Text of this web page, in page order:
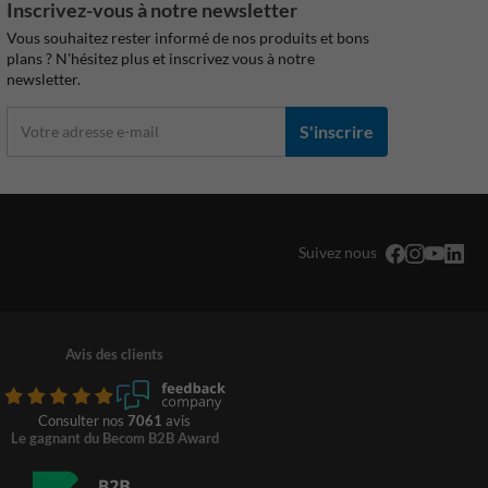
Inscrivez-vous à notre newsletter
Vous souhaitez rester informé de nos produits et bons
plans ? N'hésitez plus et inscrivez vous à notre
newsletter.
S'inscrire
Suivez nous
Avis des clients
Consulter nos 7061 avis
Le gagnant du Becom B2B Award